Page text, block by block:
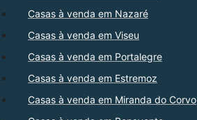
Casas à venda em Nazaré
Casas à venda em Viseu
Casas à venda em Portalegre
Casas à venda em Estremoz
Casas à venda em Miranda do Corvo